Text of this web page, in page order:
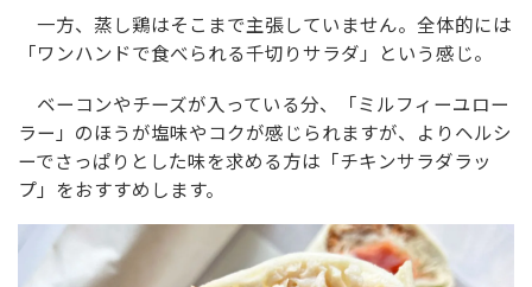
一方、蒸し鶏はそこまで主張していません。全体的には
「ワンハンドで食べられる千切りサラダ」という感じ。
ベーコンやチーズが入っている分、「ミルフィーユロー
ラー」のほうが塩味やコクが感じられますが、よりヘルシ
ーでさっぱりとした味を求める方は「チキンサラダラッ
プ」をおすすめします。